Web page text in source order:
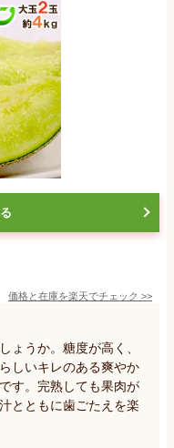
価格と在庫を楽天でチェック >>
ょうか。糖度が高く、
しいキレのある爽やか
す。完熟しても果肉が
とともに歯ごたえを楽